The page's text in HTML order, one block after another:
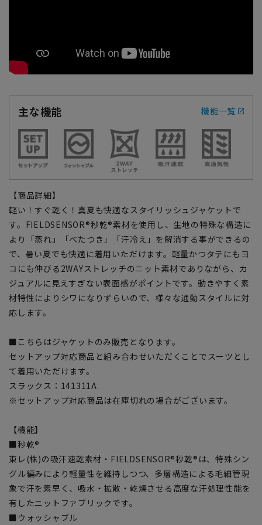
主な機能 機能一覧
【商品詳細】
軽い！すぐ乾く！真夏も快適なスタイリッシュジャケットで
す。FIELDSENSOR®秒乾®素材を使用し、生地の特殊な構造に
より「蒸れ」「べたつき」「汗冷え」を解消する事ができるの
で、暑い夏でも快適に着用いただけます。軽量かつタテにもヨ
コにも伸びる2WAYストレッチのニット素材でありながら、カ
ジュアルに見えすぎない表面感がポイントです。動きやすく素
材特性によりシワになりずらいので、様々な通勤スタイルに対
応します。
■こちらはジャケットのみ販売となります。
セットアップ対応商品と組み合わせいただくことでスーツとし
て着用いただけます。
スラックス：141311A
※セットアップ対応商品は在庫切れの場合がございます。
【機能】
■秒乾®
東レ(株)の吸汗速乾素材・FIELDSENSOR®秒乾®は、特殊シン
グル編みにより軽量性を維持しつつ、多層構造による毛細管現
象で汗を素早く、吸水・拡散・乾燥させる高度な汗処理性能を
有したニットファブリックです。
■ウォッシャブル